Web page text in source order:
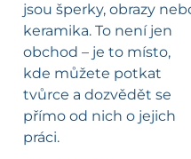
jsou šperky, obrazy
keramika. To není jen
obchod – je to místo,
kde můžete potkat
tvůrce a dozvědět se
přímo od nich o jejich
práci.